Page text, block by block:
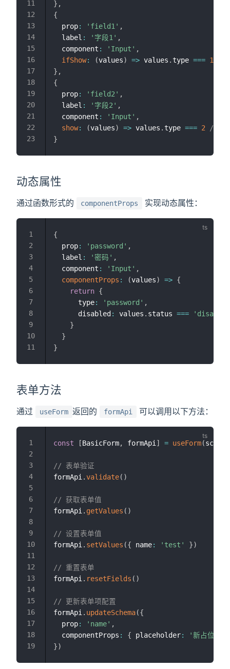
} ,
{
  prop
: 'field1' ,
  label
: '字段1' ,
  component
: 'Input' ,
ifShow: (values) => values . type === 1
} ,
{
  prop
: 'field2' ,
  label
: '字段2' ,
  component
: 'Input' ,
show: (values) => values . type === 2
// 当
}
动态属性
通过函数形式的 componentProps 实现动态属性：
{
  prop
: 'password' ,
  label
: '密码' ,
  component
: 'Input' ,
componentProps : (values) => {
return {
      type
: 'password' ,
      disabled
: values . status ===
}
}
}
表单方法
通过 useForm 返回的 formApi 可以调用以下方法：
const [BasicForm, formApi ] = useForm(schema
// 表单验证
formApi .validate( )
// 获取表单值
formApi . getValues ( )
// 设置表单值
formApi . setValues ({ name: 'test' })
// 重置表单
formApi . resetFields ( )
// 更新表单项配置
formApi . updateSchema({
  prop
: 'name' ,
  componentProps
: { placeholder:
'新占位符'
})